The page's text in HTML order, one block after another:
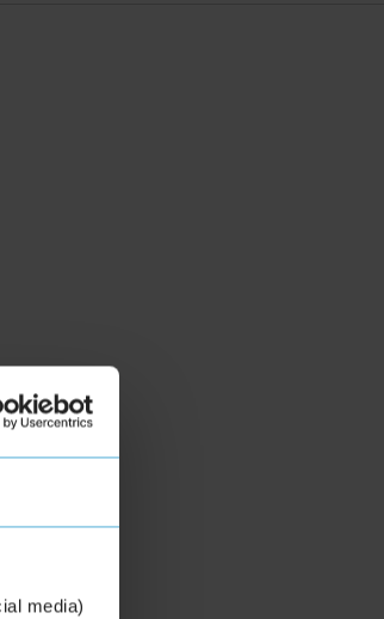
media)